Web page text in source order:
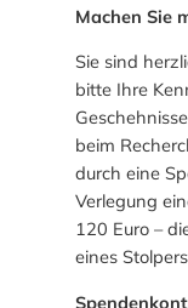
Machen Sie
Sie sind
bitte Ihre
beim
durch eine
Verlegung
120 Euro –
eines